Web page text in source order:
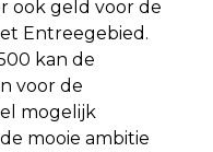
ook geld voor de
Entreegebied.
kan de
voor de
mogelijk
mooie ambitie